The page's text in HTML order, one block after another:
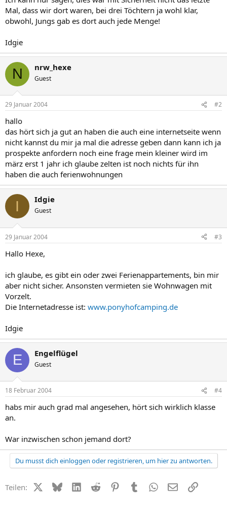
Mal, dass wir dort waren, bei drei Töchtern ja wohl klar,
obwohl, Jungs gab es dort auch jede Menge!
Idgie
N nrw_hexe
Guest
29 Januar 2004 #2
hallo
das hört sich ja gut an haben die auch eine internetseite wenn
nicht kannst du mir ja mal die adresse geben dann kann ich ja
prospekte anfordern noch eine frage mein kleiner wird im
märz erst 1 jahr ich glaube zelten ist noch nichts für ihn
haben die auch ferienwohnungen
I Idgie
Guest
29 Januar 2004 #3
Hallo Hexe,
ich glaube, es gibt ein oder zwei Ferienappartements, bin mir
aber nicht sicher. Ansonsten vermieten sie Wohnwagen mit
Vorzelt.
Die Internetadresse ist: www.ponyhofcamping.de
Idgie
E Engelflügel
Guest
18 Februar 2004 #4
habs mir auch grad mal angesehen, hört sich wirklich klasse
an.
War inzwischen schon jemand dort?
Du musst dich einloggen oder registrieren, um hier zu antworten.
Teilen: X (Twitter)
BlueskyLinkedIn
Reddit PinterestTumblr WhatsApp
E-MailLink